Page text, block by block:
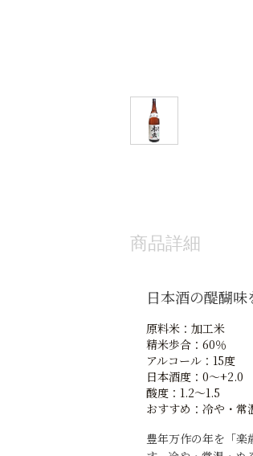
商品詳細
日本酒の醍醐味
原料米：加工米
精米歩合：60％
アルコール：15度
日本酒度：0～+2.0
酸度：1.2～1.5
おすすめ：冷や・常
豊年万作の年を「楽